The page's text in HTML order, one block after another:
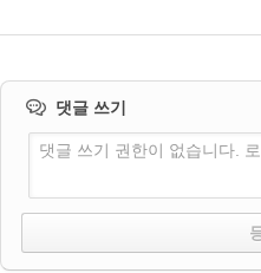
댓글 쓰기
댓글 쓰기 권한이 없습니다.